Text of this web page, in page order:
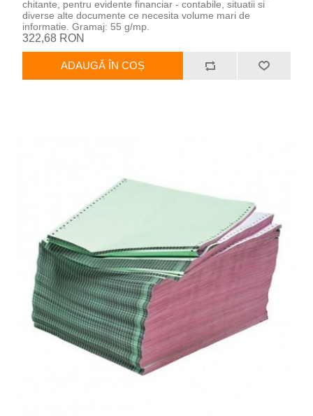
chitante, pentru evidente financiar - contabile, situatii si
diverse alte documente ce necesita volume mari de
informatie. Gramaj: 55 g/mp.
322,68 RON
ADAUGĂ ÎN COȘ